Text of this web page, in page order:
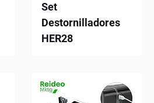
Set
Destornilladores
HER28